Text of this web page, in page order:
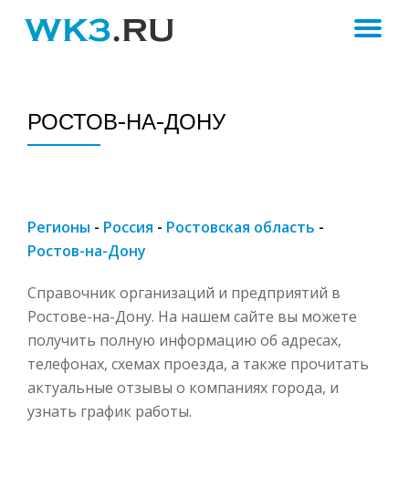
РОСТОВ-НА-ДОНУ
Регионы - Россия - Ростовская область -
Ростов-на-Дону
Справочник организаций и предприятий в
Ростове-на-Дону. На нашем сайте вы можете
получить полную информацию об адресах,
телефонах, схемах проезда, а также прочитать
актуальные отзывы о компаниях города, и
узнать график работы.